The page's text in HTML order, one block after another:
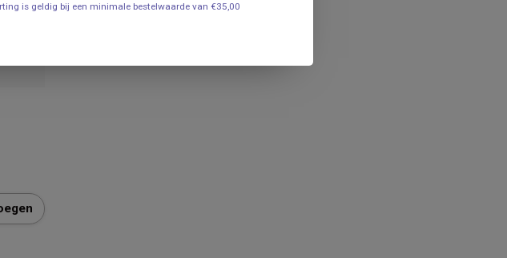
is geldig bij een minimale bestelwaarde van €35,00